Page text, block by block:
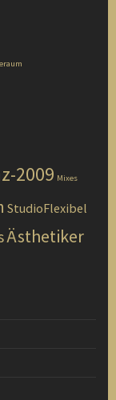
2009 Mixes
StudioFlexibel
Ästhetiker